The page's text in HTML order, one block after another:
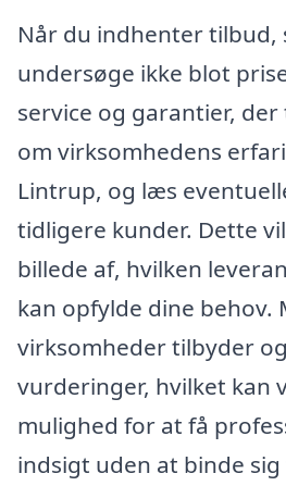
Når du indhenter tilbud,
undersøge ikke blot
service og garantier, der
om virksomhedens
Lintrup, og læs
tidligere kunder. Dette
billede af, hvilken
kan opfylde dine behov.
virksomheder tilbyder
vurderinger, hvilket kan
mulighed for at få
indsigt uden at binde